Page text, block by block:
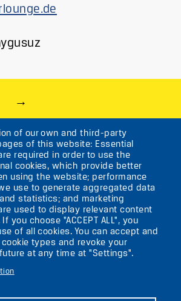
of our own and third-party
of this website: Essential
required in order to use the
cookies, which provide better
using the website; performance
use to generate aggregated data
statistics; and marketing
used to display relevant content
you choose "ACCEPT ALL", you
of all cookies. You can accept and
types and revoke your
at any time at "Settings".